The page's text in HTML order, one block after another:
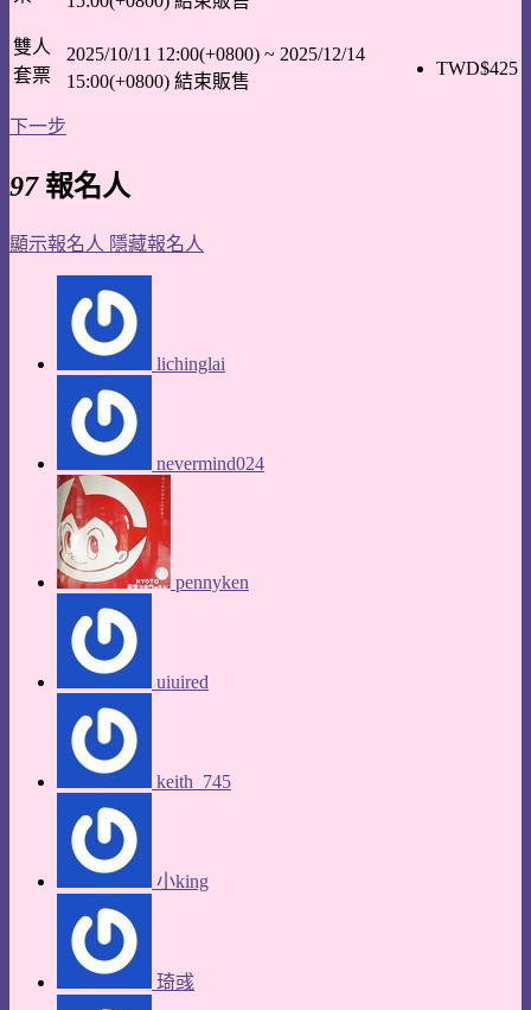
雙人
套票
2025/10/11 12:00(+0800) ~ 2025/12/14
15:00(+0800) 結束販售
TWD$425
下一步
97報名人
顯示報名人 隱藏報名人
lichinglai
nevermind024
pennyken
uiuired
keith_745
小king
琦彧